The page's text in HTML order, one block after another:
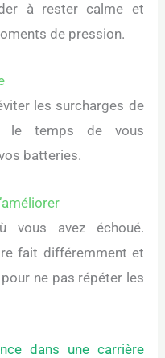
à rester calme et
de pression.
les surcharges de
le temps de vous
batteries.
vous avez échoué.
fait différemment et
ne pas répéter les
dans une carrière